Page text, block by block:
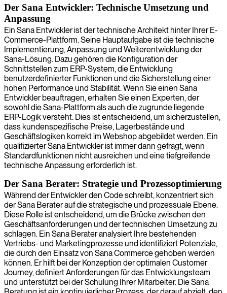
Der Sana Entwickler: Technische Umsetzung und
Anpassung
Ein Sana Entwickler ist der technische Architekt hinter Ihrer E-
Commerce-Plattform. Seine Hauptaufgabe ist die technische
Implementierung, Anpassung und Weiterentwicklung der
Sana-Lösung. Dazu gehören die Konfiguration der
Schnittstellen zum ERP-System, die Entwicklung
benutzerdefinierter Funktionen und die Sicherstellung einer
hohen Performance und Stabilität. Wenn Sie einen Sana
Entwickler beauftragen, erhalten Sie einen Experten, der
sowohl die Sana-Plattform als auch die zugrunde liegende
ERP-Logik versteht. Dies ist entscheidend, um sicherzustellen,
dass kundenspezifische Preise, Lagerbestände und
Geschäftslogiken korrekt im Webshop abgebildet werden. Ein
qualifizierter Sana Entwickler ist immer dann gefragt, wenn
Standardfunktionen nicht ausreichen und eine tiefgreifende
technische Anpassung erforderlich ist.
Der Sana Berater: Strategie und Prozessoptimierung
Während der Entwickler den Code schreibt, konzentriert sich
der Sana Berater auf die strategische und prozessuale Ebene.
Diese Rolle ist entscheidend, um die Brücke zwischen den
Geschäftsanforderungen und der technischen Umsetzung zu
schlagen. Ein Sana Berater analysiert Ihre bestehenden
Vertriebs- und Marketingprozesse und identifiziert Potenziale,
die durch den Einsatz von Sana Commerce gehoben werden
können. Er hilft bei der Konzeption der optimalen Customer
Journey, definiert Anforderungen für das Entwicklungsteam
und unterstützt bei der Schulung Ihrer Mitarbeiter. Die Sana